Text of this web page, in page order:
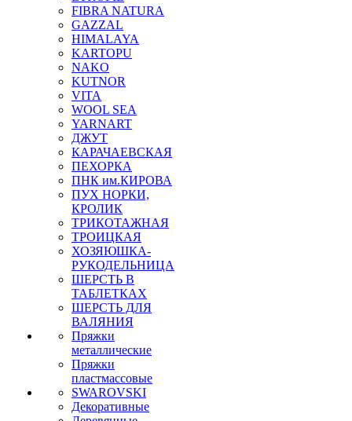
FIBRA NATURA
GAZZAL
HIMALAYA
KARTOPU
NAKO
KUTNOR
VITA
WOOL SEA
YARNART
ДЖУТ
КАРАЧАЕВСКАЯ
ПЕХОРКА
ПНК им.КИРОВА
ПУХ НОРКИ,
КРОЛИК
ТРИКОТАЖНАЯ
ТРОИЦКАЯ
ХОЗЯЮШКА-
РУКОДЕЛЬНИЦА
ШЕРСТЬ В
ТАБЛЕТКАХ
ШЕРСТЬ ДЛЯ
ВАЛЯНИЯ
Пряжки
металлические
Пряжки
пластмассовые
SWAROVSKI
Декоративные